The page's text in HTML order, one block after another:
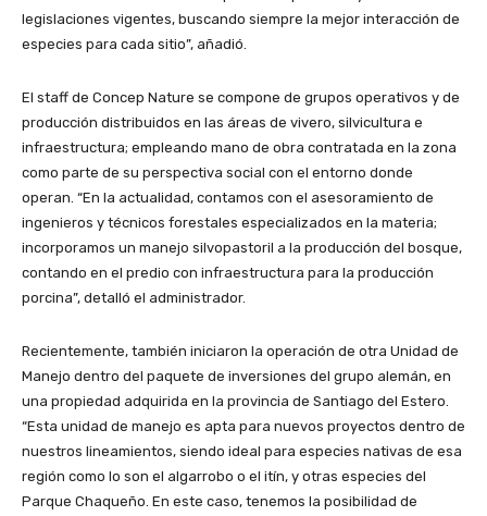
legislaciones vigentes, buscando siempre la mejor interacción de
especies para cada sitio”, añadió.
El staff de Concep Nature se compone de grupos operativos y de
producción distribuidos en las áreas de vivero, silvicultura e
infraestructura; empleando mano de obra contratada en la zona
como parte de su perspectiva social con el entorno donde
operan. “En la actualidad, contamos con el asesoramiento de
ingenieros y técnicos forestales especializados en la materia;
incorporamos un manejo silvopastoril a la producción del bosque,
contando en el predio con infraestructura para la producción
porcina”, detalló el administrador.
Recientemente, también iniciaron la operación de otra Unidad de
Manejo dentro del paquete de inversiones del grupo alemán, en
una propiedad adquirida en la provincia de Santiago del Estero.
“Esta unidad de manejo es apta para nuevos proyectos dentro de
nuestros lineamientos, siendo ideal para especies nativas de esa
región como lo son el algarrobo o el itín, y otras especies del
Parque Chaqueño. En este caso, tenemos la posibilidad de